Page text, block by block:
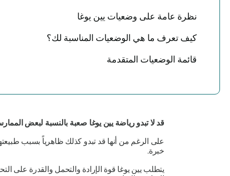
نظرة عامة على وضعيات يين يوغا
كيف تعرف ما هي الوضعيات المناسبة لك؟
قائمة الوضعيات المتقدمة
قد لا تبدو رياضة يين يوغا صعبة بالنسبة لبعض
على الرغم من أنها قد تبدو كذلك ظاهرياً بسبب
خبرة.
يتطلب يين يوغا قوة الإرادة والتحمل والقدرة على